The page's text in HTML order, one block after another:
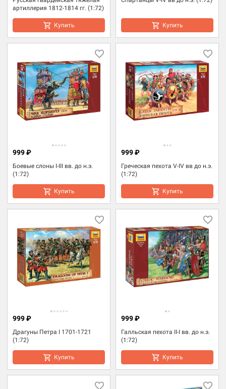
артиллерия 1812-1814 гг. (1:72)
Купить Купить
Боевые слоны I-III вв. до н.э.
(1:72)
999 ₽
Купить
Греческая пехота V-IV вв до н.э.
(1:72)
999 ₽
Купить
Драгуны Петра I 1701-1721
(1:72)
999 ₽
Купить
Галльская пехота II-I вв. до н.э.
(1:72)
999 ₽
Купить